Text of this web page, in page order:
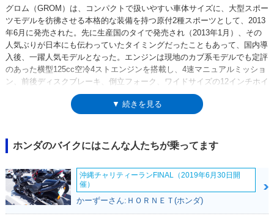
グロム（GROM）は、コンパクトで扱いやすい車体サイズに、大型スポー
ツモデルを彷彿させる本格的な装備を持つ原付2種スポーツとして、2013
年6月に発売された。先に生産国のタイで発売され（2013年1月）、その
人気ぶりが日本にも伝わっていたタイミングだったこともあって、国内導
入後、一躍人気モデルとなった。エンジンは現地のカブ系モデルでも定評
のあった横型125cc空冷4ストエンジンを搭載し、4速マニュアルミッショ
ン、前後ディスクブレーキ、倒立フォーク、ワイドサイズの12インチホイ
ールが組み合わされていた。2016年には外装系を一新し、スクエアを基
調としたデザインとなるが、基本構成は不変のまま。2018年モデルで、
ングではないので、注意が必要。2020年10月21日、欧州向けの2021年モ
デルとして、新しいグロムが発表された。スタイリングを一新し、エンジ
ンはロングストローク傾向を強め、ミッションは5速マニュアルに変更さ
れた。フロントABSも装備。翌2021年3月からは日本市場でも発売された
（2BJ-JC92）。2023年6月には、平成32年（令和2年）排出ガス規制をク
リアした。2024年3月には、タンクシュラウドやサイドカバーなどの外装
▼ 続きを見る
ホンダのバイクにはこんな人たちが乗ってます
沖縄チャリティーランFINAL（2019年6月30日開
催）
かーずーさん:ＨＯＲＮＥＴ(ホンダ)